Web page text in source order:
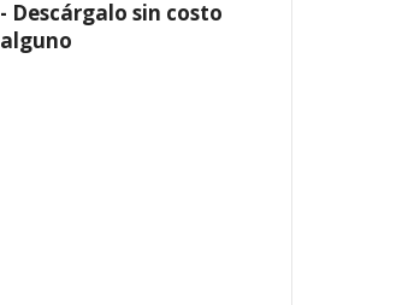
- Descárgalo sin costo
alguno